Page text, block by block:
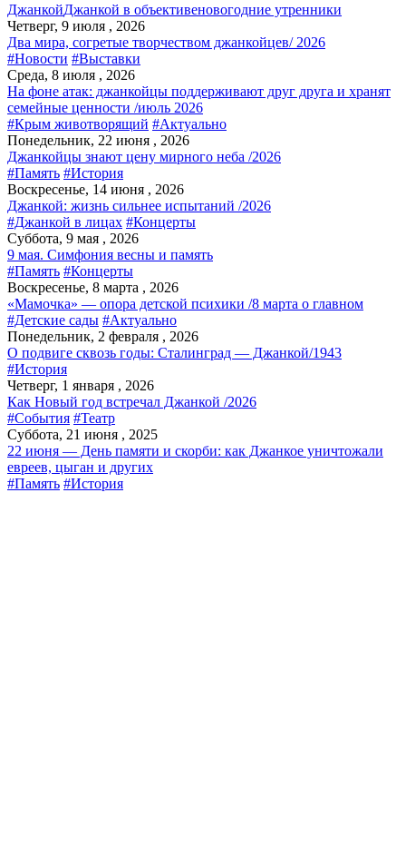
ДжанкойДжанкой в объективеновогодние утренники
Четверг, 9 июля , 2026
Два мира, согретые творчеством джанкойцев/ 2026
#Новости #Выставки
Среда, 8 июля , 2026
На фоне атак: джанкойцы поддерживают друг друга и хранят
семейные ценности /июль 2026
#Крым животворящий #Актуально
Понедельник, 22 июня , 2026
Джанкойцы знают цену мирного неба /2026
#Память #История
Воскресенье, 14 июня , 2026
Джанкой: жизнь сильнее испытаний /2026
#Джанкой в лицах #Концерты
Суббота, 9 мая , 2026
9 мая. Симфония весны и память
#Память #Концерты
Воскресенье, 8 марта , 2026
«Мамочка» — опора детской психики /8 марта о главном
#Детские сады #Актуально
Понедельник, 2 февраля , 2026
О подвиге сквозь годы: Сталинград — Джанкой/1943
#История
Четверг, 1 января , 2026
Как Новый год встречал Джанкой /2026
#События #Театр
Суббота, 21 июня , 2025
22 июня — День памяти и скорби: как Джанкое уничтожали
евреев, цыган и других
#Память #История